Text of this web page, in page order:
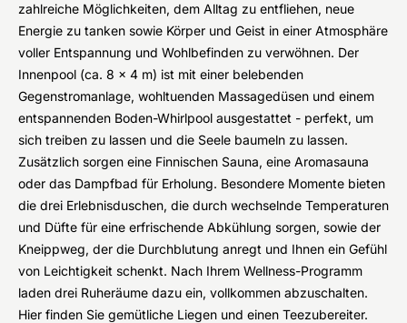
zahlreiche Möglichkeiten, dem Alltag zu entfliehen, neue
Energie zu tanken sowie Körper und Geist in einer Atmosphäre
voller Entspannung und Wohlbefinden zu verwöhnen. Der
Innenpool (ca. 8 x 4 m) ist mit einer belebenden
Gegenstromanlage, wohltuenden Massagedüsen und einem
entspannenden Boden-Whirlpool ausgestattet - perfekt, um
sich treiben zu lassen und die Seele baumeln zu lassen.
Zusätzlich sorgen eine Finnischen Sauna, eine Aromasauna
oder das Dampfbad für Erholung. Besondere Momente bieten
die drei Erlebnisduschen, die durch wechselnde Temperaturen
und Düfte für eine erfrischende Abkühlung sorgen, sowie der
Kneippweg, der die Durchblutung anregt und Ihnen ein Gefühl
von Leichtigkeit schenkt. Nach Ihrem Wellness-Programm
laden drei Ruheräume dazu ein, vollkommen abzuschalten.
Hier finden Sie gemütliche Liegen und einen Teezubereiter.